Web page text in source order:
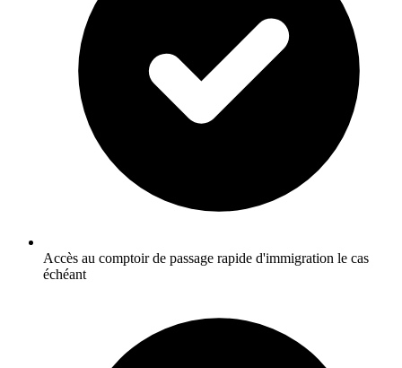
Accès au comptoir de passage rapide d'immigration le cas
échéant